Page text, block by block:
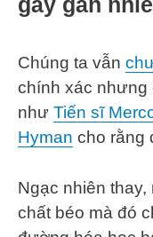
Chúng ta vẫn
chính xác nhưng
như Tiến sĩ
Hyman cho rằng
Ngạc nhiên
chất béo mà đó